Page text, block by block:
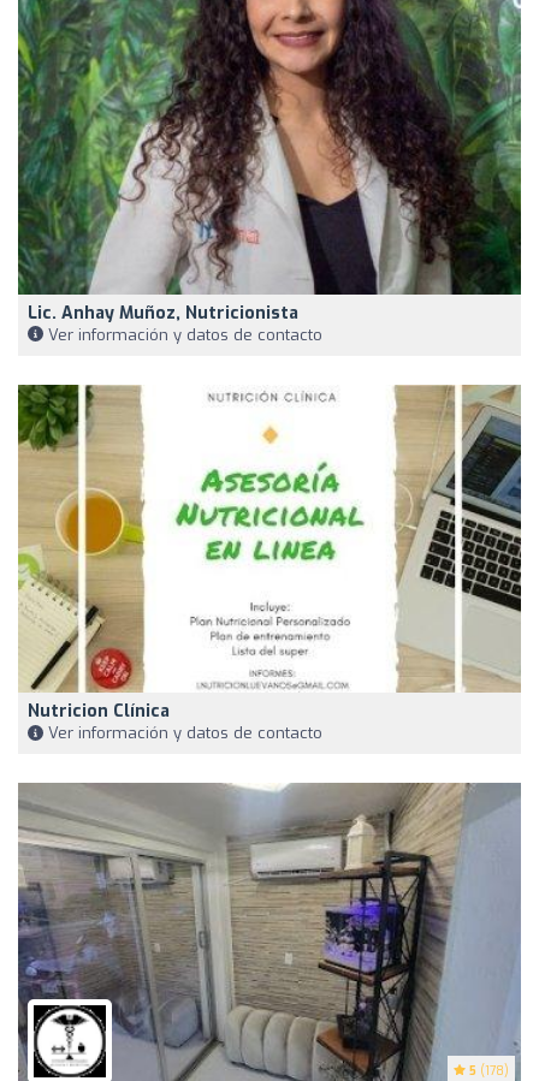
Lic. Anhay Muñoz, Nutricionista
Ver información y datos de contacto
Nutricion Clínica
Ver información y datos de contacto
5 (178)